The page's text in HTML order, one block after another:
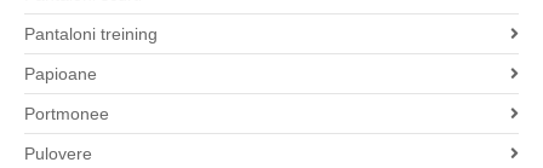
Pantaloni treining
Papioane
Portmonee
Pulovere